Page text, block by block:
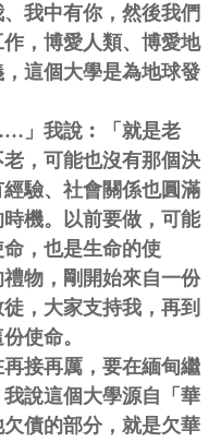
我中有你，然後我們
，博愛人類、博愛地
這個大學是為地球發
」我說︰「就是老
，可能也沒有那個決
驗、社會關係也圓滿
機。以前要做，可能
，也是生命的使
物，剛開始來自一份
，大家支持我，再到
使命。
接再厲，要在緬甸繼
說這個大學源自「華
債的部分，就是欠華